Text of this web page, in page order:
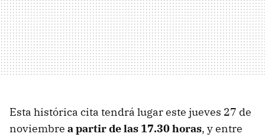
Esta histórica cita tendrá lugar este jueves 27 de
noviembre a partir de las 17.30 horas, y entre